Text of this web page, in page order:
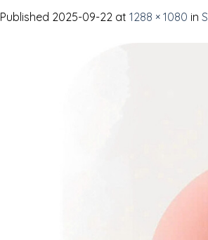
Published 2025-09-22 at 1288 × 1080 in